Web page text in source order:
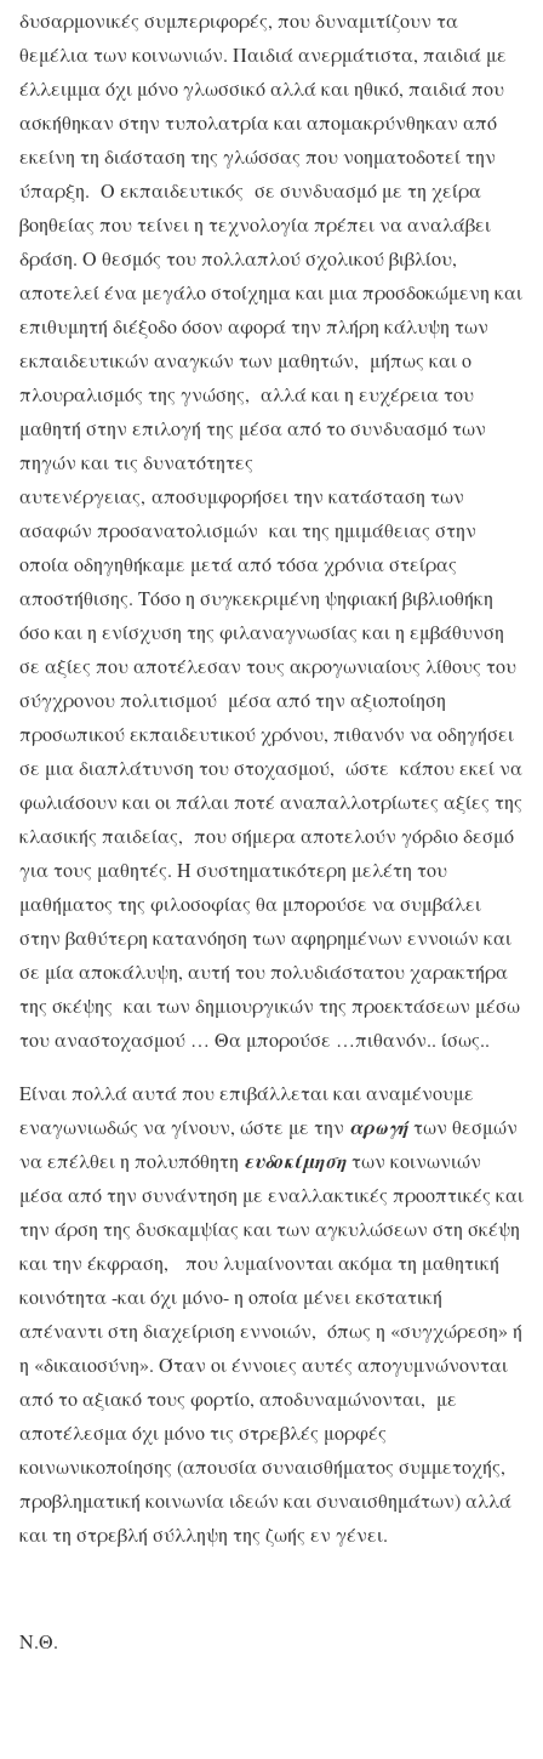
δυσαρμονικές συμπεριφορές, που δυναμιτίζουν τα
θεμέλια των κοινωνιών. Παιδιά ανερμάτιστα, παιδιά με
έλλειμμα όχι μόνο γλωσσικό αλλά και ηθικό, παιδιά που
ασκήθηκαν στην τυπολατρία και απομακρύνθηκαν από
εκείνη τη διάσταση της γλώσσας που νοηματοδοτεί την
ύπαρξη. Ο εκπαιδευτικός σε συνδυασμό με τη χείρα
βοηθείας που τείνει η τεχνολογία πρέπει να αναλάβει
δράση. Ο θεσμός του πολλαπλού σχολικού βιβλίου,
αποτελεί ένα μεγάλο στοίχημα και μια προσδοκώμενη και
επιθυμητή διέξοδο όσον αφορά την πλήρη κάλυψη των
εκπαιδευτικών αναγκών των μαθητών, μήπως και ο
πλουραλισμός της γνώσης, αλλά και η ευχέρεια του
μαθητή στην επιλογή της μέσα από το συνδυασμό των
πηγών και τις δυνατότητες
αυτενέργειας, αποσυμφορήσει την κατάσταση των
ασαφών προσανατολισμών και της ημιμάθειας στην
οποία οδηγηθήκαμε μετά από τόσα χρόνια στείρας
αποστήθισης. Τόσο η συγκεκριμένη ψηφιακή βιβλιοθήκη
όσο και η ενίσχυση της φιλαναγνωσίας και η εμβάθυνση
σε αξίες που αποτέλεσαν τους ακρογωνιαίους λίθους του
σύγχρονου πολιτισμού μέσα από την αξιοποίηση
προσωπικού εκπαιδευτικού χρόνου, πιθανόν να οδηγήσει
σε μια διαπλάτυνση του στοχασμού, ώστε κάπου εκεί να
φωλιάσουν και οι πάλαι ποτέ αναπαλλοτρίωτες αξίες της
κλασικής παιδείας, που σήμερα αποτελούν γόρδιο δεσμό
για τους μαθητές. Η συστηματικότερη μελέτη του
μαθήματος της φιλοσοφίας θα μπορούσε να συμβάλει
στην βαθύτερη κατανόηση των αφηρημένων εννοιών και
σε μία αποκάλυψη, αυτή του πολυδιάστατου χαρακτήρα
της σκέψης και των δημιουργικών της προεκτάσεων μέσω
του αναστοχασμού … Θα μπορούσε …πιθανόν.. ίσως..
Είναι πολλά αυτά που επιβάλλεται και αναμένουμε
εναγωνιωδώς να γίνουν, ώστε με την αρωγήτων θεσμών
να επέλθει η πολυπόθητη ευδοκίμησητων κοινωνιών
μέσα από την συνάντηση με εναλλακτικές προοπτικές και
την άρση της δυσκαμψίας και των αγκυλώσεων στη σκέψη
και την έκφραση, που λυμαίνονται ακόμα τη μαθητική
κοινότητα -και όχι μόνο- η οποία μένει εκστατική
απέναντι στη διαχείριση εννοιών, όπως η «συγχώρεση» ή
η «δικαιοσύνη». Όταν οι έννοιες αυτές απογυμνώνονται
από το αξιακό τους φορτίο, αποδυναμώνονται, με
αποτέλεσμα όχι μόνο τις στρεβλές μορφές
κοινωνικοποίησης (απουσία συναισθήματος συμμετοχής,
προβληματική κοινωνία ιδεών και συναισθημάτων) αλλά
και τη στρεβλή σύλληψη της ζωής εν γένει.
Ν.Θ.